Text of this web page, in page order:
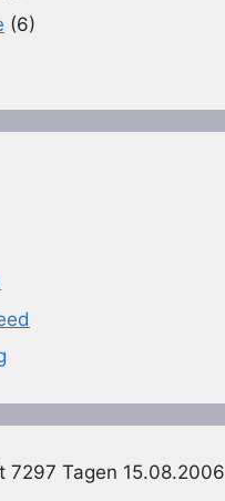
(6)
7297 Tagen 15.08.2006